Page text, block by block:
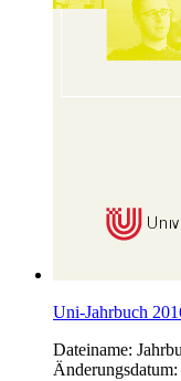
Uni-Jahrbuch
Dateiname: